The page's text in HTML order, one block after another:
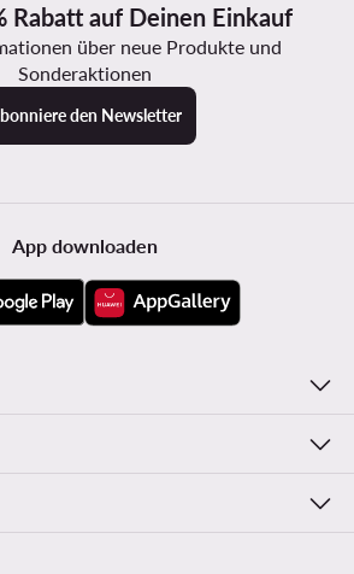
Rabatt auf Deinen Einkauf
über neue Produkte und
Sonderaktionen
den Newsletter
App downloaden